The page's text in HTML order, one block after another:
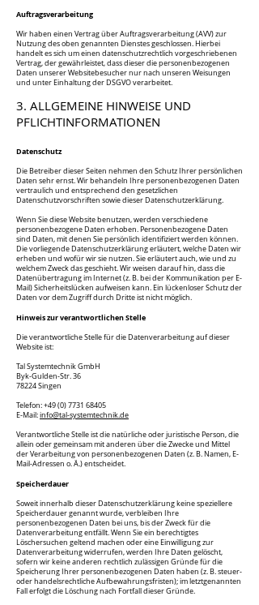
Auftragsverarbeitung
Wir haben einen Vertrag über Auftragsverarbeitung (AVV) zur
Nutzung des oben genannten Dienstes geschlossen. Hierbei
handelt es sich um einen datenschutzrechtlich vorgeschriebenen
Vertrag, der gewährleistet, dass dieser die personenbezogenen
Daten unserer Websitebesucher nur nach unseren Weisungen
und unter Einhaltung der DSGVO verarbeitet.
3. ALLGEMEINE HINWEISE UND
PFLICHTINFORMATIONEN​
Datenschutz
Die Betreiber dieser Seiten nehmen den Schutz Ihrer persönlichen
Daten sehr ernst. Wir behandeln Ihre personenbezogenen Daten
vertraulich und entsprechend den gesetzlichen
Datenschutzvorschriften sowie dieser Datenschutzerklärung.
Wenn Sie diese Website benutzen, werden verschiedene
personenbezogene Daten erhoben. Personenbezogene Daten
sind Daten, mit denen Sie persönlich identifiziert werden können.
Die vorliegende Datenschutzerklärung erläutert, welche Daten wir
erheben und wofür wir sie nutzen. Sie erläutert auch, wie und zu
welchem Zweck das geschieht. Wir weisen darauf hin, dass die
Datenübertragung im Internet (z. B. bei der Kommunikation per E-
Mail) Sicherheitslücken aufweisen kann. Ein lückenloser Schutz der
Daten vor dem Zugriff durch Dritte ist nicht möglich.
Hinweis zur verantwortlichen Stelle
Die verantwortliche Stelle für die Datenverarbeitung auf dieser
Website ist:
Tal Systemtechnik GmbH
Byk-Gulden-Str. 36
78224 Singen
Telefon:+49 (0) 7731 68405
E-Mail:info@tal-systemtechnik.de
Verantwortliche Stelle ist die natürliche oder juristische Person, die
allein oder gemeinsam mit anderen über die Zwecke und Mittel
der Verarbeitung von personenbezogenen Daten (z. B. Namen, E-
Mail-Adressen o. Ä.) entscheidet.
Speicherdauer
Soweit innerhalb dieser Datenschutzerklärung keine speziellere
Speicherdauer genannt wurde, verbleiben Ihre
personenbezogenen Daten bei uns, bis der Zweck für die
Datenverarbeitung entfällt. Wenn Sie ein berechtigtes
Löschersuchen geltend machen oder eine Einwilligung zur
Datenverarbeitung widerrufen, werden Ihre Daten gelöscht,
sofern wir keine anderen rechtlich zulässigen Gründe für die
Speicherung Ihrer personenbezogenen Daten haben (z. B. steuer-
oder handelsrechtliche Aufbewahrungsfristen); im letztgenannten
Fall erfolgt die Löschung nach Fortfall dieser Gründe.